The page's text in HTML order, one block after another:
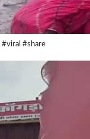
#viral #share